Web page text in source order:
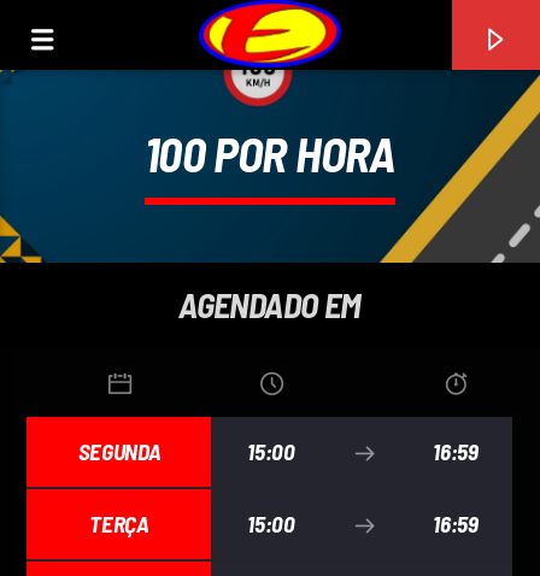
ENCANTO FM
100 POR HORA
AGENDADO EM
SEGUNDA 15:00 16:59
TERÇA 15:00 16:59